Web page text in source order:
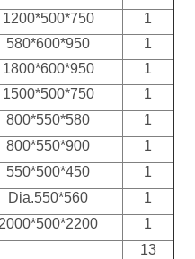
1200*500*750
1
580*600*950
1
1800*600*950
1
1500*500*750
1
800*550*580
1
800*550*900
1
550*500*450
1
Dia.550*560
1
1
13